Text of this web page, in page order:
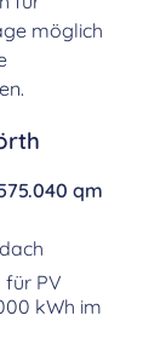
möglich
qm
für PV
kWh im